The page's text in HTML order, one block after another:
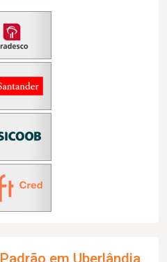
em Uberlândia